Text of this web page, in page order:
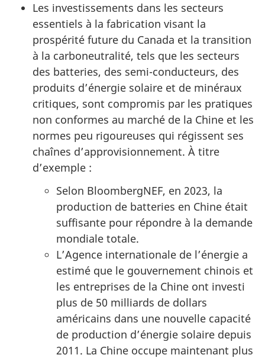
Les investissements dans les secteurs
essentiels à la fabrication visant la
prospérité future du Canada et la transition
à la carboneutralité, tels que les secteurs
des batteries, des semi-conducteurs, des
produits d’énergie solaire et de minéraux
critiques, sont compromis par les pratiques
non conformes au marché de la Chine et les
normes peu rigoureuses qui régissent ses
chaînes d’approvisionnement. À titre
d’exemple :
Selon BloombergNEF, en 2023, la
production de batteries en Chine était
suffisante pour répondre à la demande
mondiale totale.
L’Agence internationale de l’énergie a
estimé que le gouvernement chinois et
les entreprises de la Chine ont investi
plus de 50 milliards de dollars
américains dans une nouvelle capacité
de production d’énergie solaire depuis
2011. La Chine occupe maintenant plus